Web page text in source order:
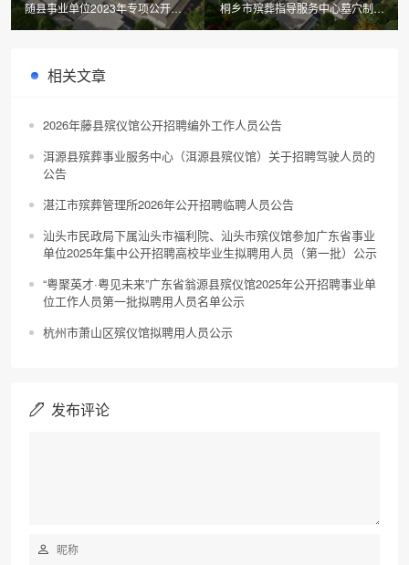
随县事业单位2023年专项公开招
聘殡仪馆工作人员资格复审公告
桐乡市殡葬指导服务中心墓穴制作
安装及配套服务项目招标公告
相关文章
2026年藤县殡仪馆公开招聘编外工作人员公告
洱源县殡葬事业服务中心（洱源县殡仪馆）关于招聘驾驶人员的
公告
湛江市殡葬管理所2026年公开招聘临聘人员公告
汕头市民政局下属汕头市福利院、汕头市殡仪馆参加广东省事业
单位2025年集中公开招聘高校毕业生拟聘用人员（第一批）公示
“粤聚英才·粤见未来”广东省翁源县殡仪馆2025年公开招聘事业单
位工作人员第一批拟聘用人员名单公示
杭州市萧山区殡仪馆拟聘用人员公示
发布评论